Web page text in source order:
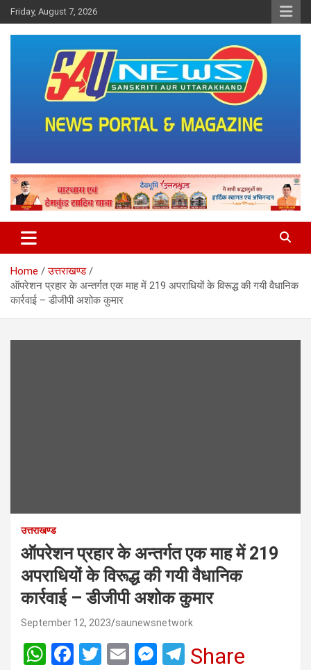
Skip
to
content
Friday, August 7, 2026
saunewsnetwork
Home
उत्तराखण्ड
ऑपरेशन प्रहार के अन्तर्गत एक माह में 219 अपराधियों के विरूद्ध की गयी वैधानिक
कार्रवाई – डीजीपी अशोक कुमार
उत्तराखण्ड
ऑपरेशन प्रहार के अन्तर्गत एक माह में 219
अपराधियों के विरूद्ध की गयी वैधानिक
कार्रवाई – डीजीपी अशोक कुमार
September 12, 2023 saunewsnetwork
W
F
T
E
M T
Share